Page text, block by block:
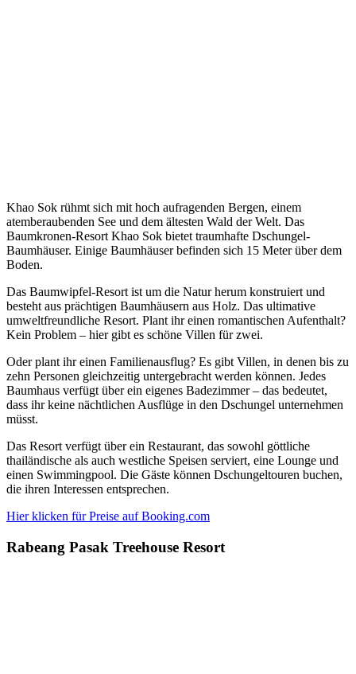
Khao Sok rühmt sich mit hoch aufragenden Bergen, einem
atemberaubenden See und dem ältesten Wald der Welt. Das
Baumkronen-Resort Khao Sok bietet traumhafte Dschungel-
Baumhäuser. Einige Baumhäuser befinden sich 15 Meter über dem
Boden.
Das Baumwipfel-Resort ist um die Natur herum konstruiert und
besteht aus prächtigen Baumhäusern aus Holz. Das ultimative
umweltfreundliche Resort. Plant ihr einen romantischen Aufenthalt?
Kein Problem – hier gibt es schöne Villen für zwei.
Oder plant ihr einen Familienausflug? Es gibt Villen, in denen bis zu
zehn Personen gleichzeitig untergebracht werden können. Jedes
Baumhaus verfügt über ein eigenes Badezimmer – das bedeutet,
dass ihr keine nächtlichen Ausflüge in den Dschungel unternehmen
müsst.
Das Resort verfügt über ein Restaurant, das sowohl göttliche
thailändische als auch westliche Speisen serviert, eine Lounge und
einen Swimmingpool. Die Gäste können Dschungeltouren buchen,
die ihren Interessen entsprechen.
Hier klicken für Preise auf Booking.com
Rabeang Pasak Treehouse Resort